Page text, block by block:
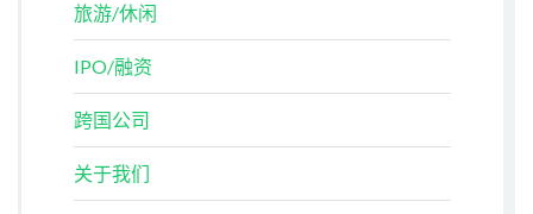
旅游/休闲
IPO/融资
跨国公司
关于我们